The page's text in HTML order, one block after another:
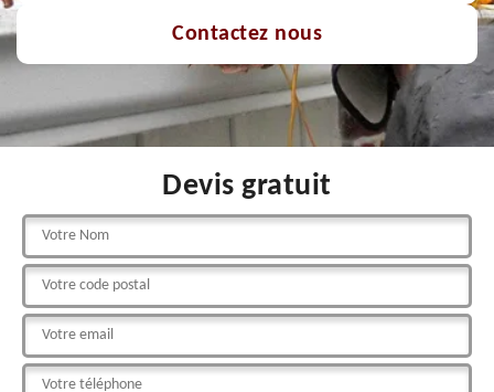
Contactez nous
Devis gratuit